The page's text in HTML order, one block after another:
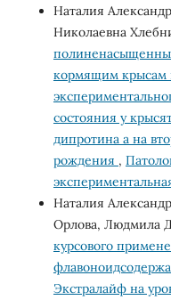
Наталия
Николаевна
кормящим крысам
состояния у
дипротина а на
рождения ,
Наталия
Орлова, Людмила
курсового
Экстралайф на